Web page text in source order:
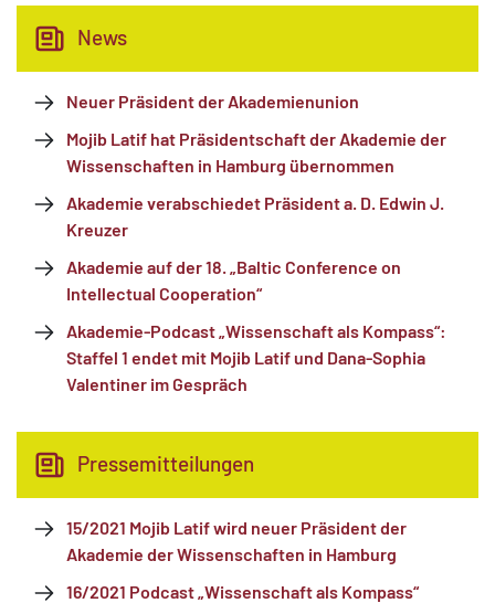
News
Neuer Präsident der Akademienunion
Mojib Latif hat Präsidentschaft der Akademie der
Wissenschaften in Hamburg übernommen
Akademie verabschiedet Präsident a. D. Edwin J.
Kreuzer
Akademie auf der 18. „Baltic Conference on
Intellectual Cooperation“
Akademie-Podcast „Wissenschaft als Kompass“:
Staffel 1 endet mit Mojib Latif und Dana-Sophia
Valentiner im Gespräch
Pressemitteilungen
15/2021 Mojib Latif wird neuer Präsident der
Akademie der Wissenschaften in Hamburg
16/2021 Podcast „Wissenschaft als Kompass“